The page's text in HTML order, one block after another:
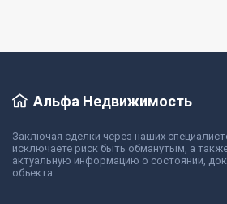
Альфа Недвижимость
Заключая сделки через наших
исключаете риск быть обманутым, а
актуальную информацию о состоянии,
объекта.